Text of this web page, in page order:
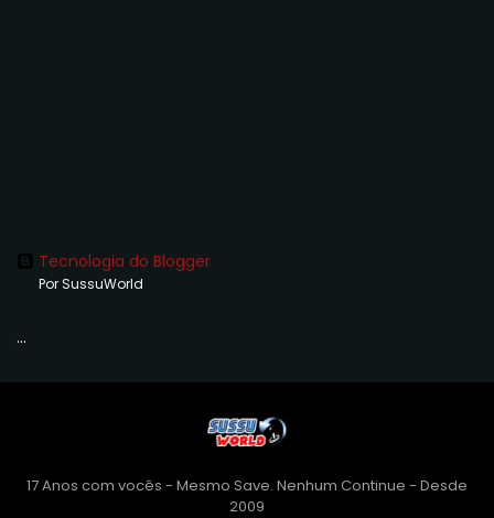
Tecnologia do Blogger
Por SussuWorld
...
17 Anos com vocês - Mesmo Save. Nenhum Continue - Desde
2009